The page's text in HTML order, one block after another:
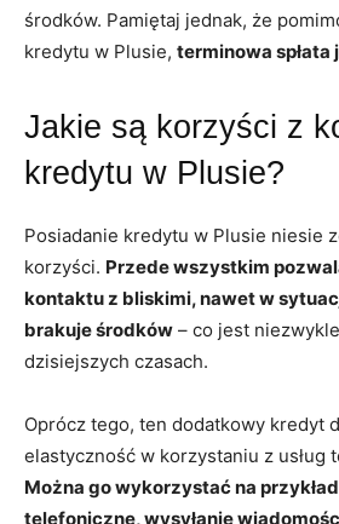
środków. Pamiętaj jednak, że
kredytu w Plusie, terminowa
Jakie są korzyści z
kredytu w Plusie?
Posiadanie kredytu w Plusie niesie
korzyści. Przede wszystkim
kontaktu z bliskimi, nawet w
brakuje środków – co jest
dzisiejszych czasach.
Oprócz tego, ten dodatkowy kredyt
elastyczność w korzystaniu z usług
Można go wykorzystać na
telefoniczne, wysyłanie